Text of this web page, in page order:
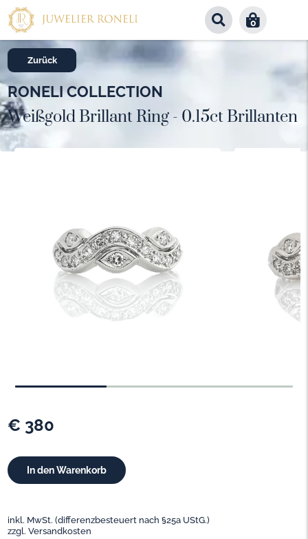
0
Zurück
€ 380
inkl. MwSt. (differenzbesteuert nach §25a UStG.)
zzgl. Versandkosten
RONELI COLLECTION
Weißgold Brillant Ring - 0.15ct Brillanten